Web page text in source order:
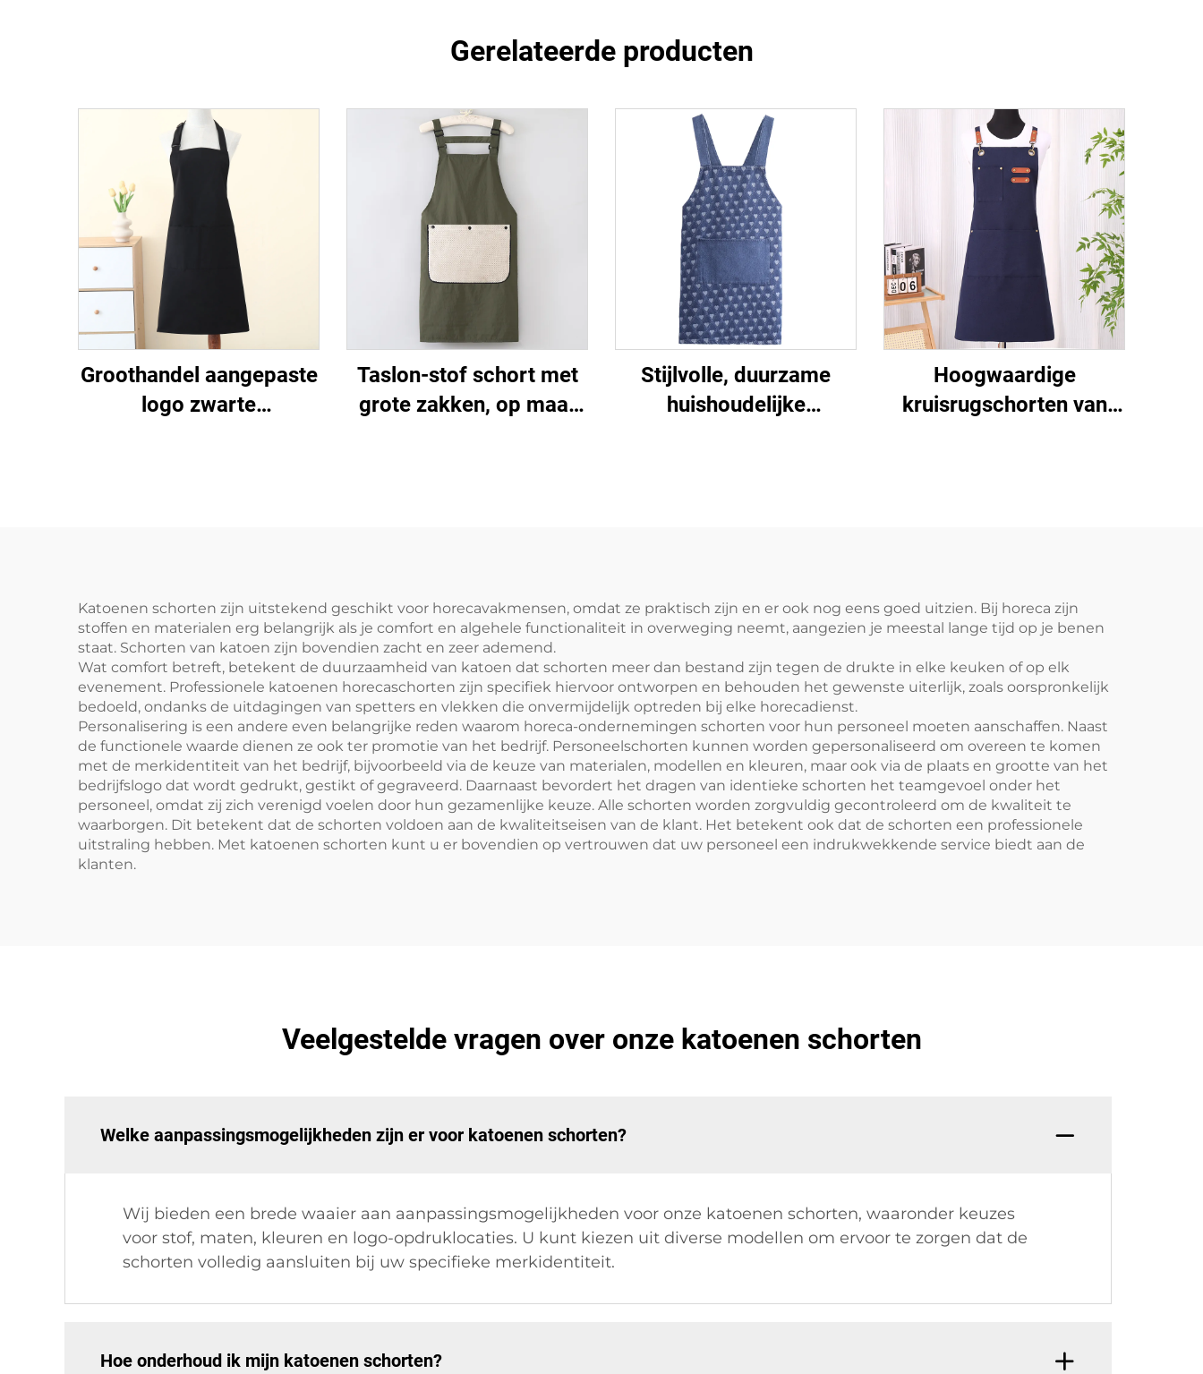
Gerelateerde producten
Groothandel aangepaste
logo zwarte
voedselverzorging en
schoonmaken
Taslon-stof schort met
grote zakken, op maat
Stijlvolle, duurzame
huishoudelijke
Hoogwaardige
kruisrugschorten van
Katoenen schorten zijn uitstekend geschikt voor horecavakmensen, omdat ze praktisch zijn en er ook nog eens goed uitzien. Bij horeca zijn
stoffen en materialen erg belangrijk als je comfort en algehele functionaliteit in overweging neemt, aangezien je meestal lange tijd op je benen
staat. Schorten van katoen zijn bovendien zacht en zeer ademend.
Wat comfort betreft, betekent de duurzaamheid van katoen dat schorten meer dan bestand zijn tegen de drukte in elke keuken of op elk
evenement. Professionele katoenen horecaschorten zijn specifiek hiervoor ontworpen en behouden het gewenste uiterlijk, zoals oorspronkelijk
bedoeld, ondanks de uitdagingen van spetters en vlekken die onvermijdelijk optreden bij elke horecadienst.
Personalisering is een andere even belangrijke reden waarom horeca-ondernemingen schorten voor hun personeel moeten aanschaffen. Naast
de functionele waarde dienen ze ook ter promotie van het bedrijf. Personeelschorten kunnen worden gepersonaliseerd om overeen te komen
met de merkidentiteit van het bedrijf, bijvoorbeeld via de keuze van materialen, modellen en kleuren, maar ook via de plaats en grootte van het
bedrijfslogo dat wordt gedrukt, gestikt of gegraveerd. Daarnaast bevordert het dragen van identieke schorten het teamgevoel onder het
personeel, omdat zij zich verenigd voelen door hun gezamenlijke keuze. Alle schorten worden zorgvuldig gecontroleerd om de kwaliteit te
waarborgen. Dit betekent dat de schorten voldoen aan de kwaliteitseisen van de klant. Het betekent ook dat de schorten een professionele
uitstraling hebben. Met katoenen schorten kunt u er bovendien op vertrouwen dat uw personeel een indrukwekkende service biedt aan de
klanten.
Veelgestelde vragen over onze katoenen schorten
Welke aanpassingsmogelijkheden zijn er voor katoenen schorten?
Wij bieden een brede waaier aan aanpassingsmogelijkheden voor onze katoenen schorten, waaronder keuzes
voor stof, maten, kleuren en logo-opdruklocaties. U kunt kiezen uit diverse modellen om ervoor te zorgen dat de
schorten volledig aansluiten bij uw specifieke merkidentiteit.
Hoe onderhoud ik mijn katoenen schorten?